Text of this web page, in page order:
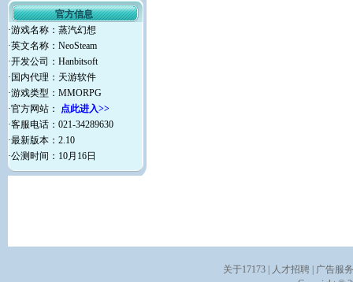
官方信息
·游戏名称：蒸汽幻想
·英文名称：NeoSteam
·开发公司：Hanbitsoft
·国内代理：天游软件
·游戏类型：MMORPG
·官方网站： 点此进入>>
·客服电话：021-34289630
·最新版本：2.10
·公测时间：10月16日
关于17173 人才招聘
广告服务